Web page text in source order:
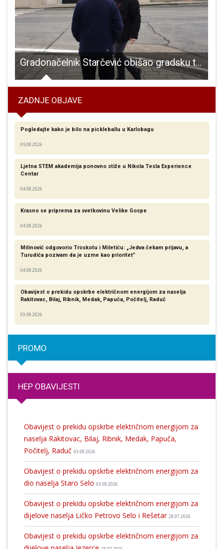
Gradonačelnik Starčević obišao gradsku tržnicu i nekoliko prometno kritičnih točaka
ZADNJE OBJAVE
Pogledajte kako je bilo na pickleballu u Karlobagu
05.08.2026
Ljetna STEM akademija ponovno stiže u Nikola Tesla Experience
Centar
04.08.2026
Krasno se priprema za svetkovinu Velike Gospe
04.08.2026
Milinović odgovorio Troskotu i Miletiću: „Jedva čekam prijavu, a
Turudića pozivam da je uzme kao prioritet”
04.08.2026
Obavijest o prekidu opskrbe električnom energijom za naselja
Rakitovac, Bilaj, Ribnik, Medak, Papuča, Počitelj, Raduč
03.08.2026
PROMO
HEP OBAVIJESTI
Obavijest o prekidu opskrbe električnom energijom za
naselja Rakitovac, Bilaj, Ribnik, Medak, Papuča,
Počitelj, Raduč 03.08.2026
Obavijest o prekidu opskrbe električnom energijom za
dio naselja Staro Selo 03.08.2026
Obavijest o prekidu opskrbe električnom energijom za
dijelove naselja Ličko Petrovo Selo i Rešetar 28.07.2026
Obavijest o prekidu opskrbe električnom energijom za